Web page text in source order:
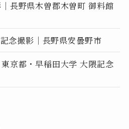
長野県木曽郡木曽町 御料館
念撮影｜長野県安曇野市
京都・早稲田大学 大隈記念